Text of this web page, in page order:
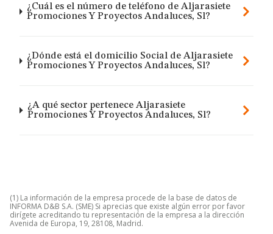
¿Cuál es el número de teléfono de Aljarasiete
Promociones Y Proyectos Andaluces, Sl?
¿Dónde está el domicilio Social de Aljarasiete
Promociones Y Proyectos Andaluces, Sl?
¿A qué sector pertenece Aljarasiete
Promociones Y Proyectos Andaluces, Sl?
(1) La información de la empresa procede de la base de datos de
INFORMA D&B S.A. (SME) Si aprecias que existe algún error por favor
dirígete acreditando tu representación de la empresa a la dirección
Avenida de Europa, 19, 28108, Madrid.